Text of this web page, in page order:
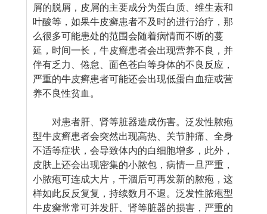
屑的脱屑，皮屑的主要成分为蛋白质、维生素和
叶酸等，如果牛皮癣患者不及时的进行治疗，那
么很多可能患处的范围会随着病情而不断的蔓
延，时间一长，牛皮癣患者会出现营养不良，并
伴有乏力、倦怠、面色苍白等身体的不良反应，
严重的牛皮癣患者可能还会出现低蛋白血症或营
养不良性贫血。
对患者肝、肾等脏器造成伤害。泛发性脓疱
型牛皮癣患者会突然出现高热、关节肿痛、全身
不适等症状，会导致体内的白细胞增多，此外，
皮肤上还会出现密集的小脓包，病情一旦严重，
小脓疱可连成大片，干涸后可再发新的脓疱，这
样如此反反复复，持续数月不退。泛发性脓疱型
牛皮癣常常可并发肝、肾等脏器的损害，严重的